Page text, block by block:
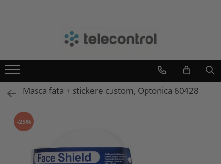
Teletask
IntelightMasca fata + stickere custom, Optonica 60428
-25%